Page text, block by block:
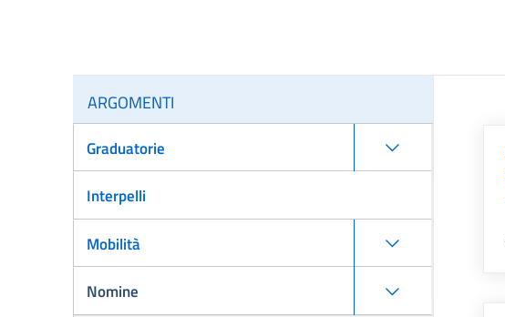
ARGOMENTI
Graduatorie
Interpelli
Mobilità
Nomine